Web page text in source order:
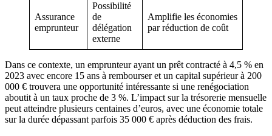
Assurance
emprunteur
Possibilité
de
délégation
externe
Amplifie les économies
par réduction de coût
Dans ce contexte, un emprunteur ayant un prêt contracté à 4,5 % en
2023 avec encore 15 ans à rembourser et un capital supérieur à 200
000 € trouvera une opportunité intéressante si une renégociation
aboutit à un taux proche de 3 %. L’impact sur la trésorerie mensuelle
peut atteindre plusieurs centaines d’euros, avec une économie totale
sur la durée dépassant parfois 35 000 € après déduction des frais.